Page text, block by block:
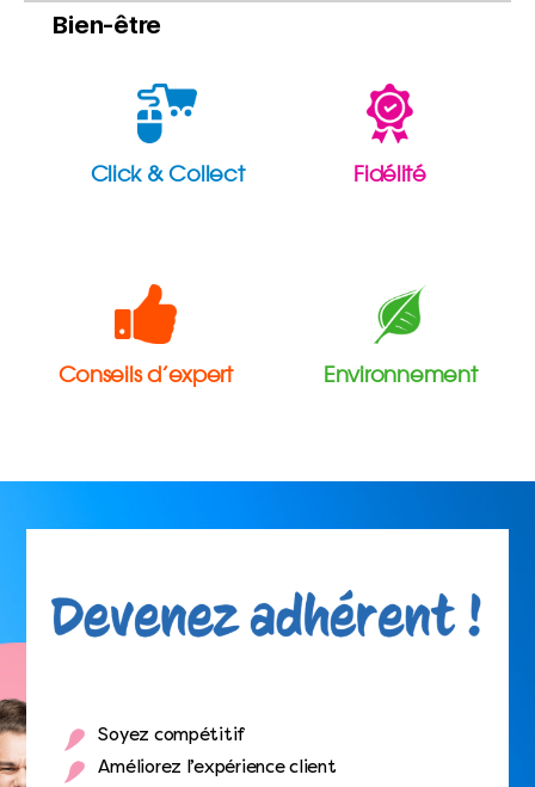
Bien-être
Click & Collect
Conseils d’expert
Fidélité
Environnement
Soyez compétitif
Améliorez l’expérience client